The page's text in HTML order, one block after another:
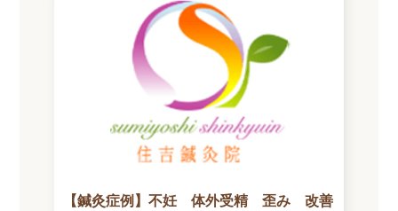
【鍼灸症例】不妊 体外受精 歪み 改善